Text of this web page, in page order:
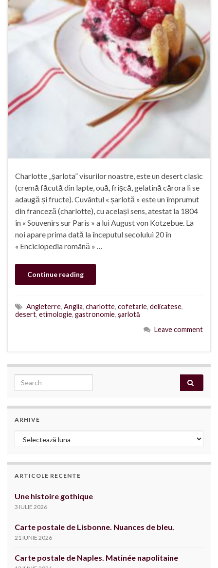
Charlotte „șarlota” visurilor noastre, este un desert clasic
(cremă făcută din lapte, ouă, frișcă, gelatină cărora li se
adaugă și fructe). Cuvântul « șarlotă » este un împrumut
din franceză (charlotte), cu același sens, atestat la 1804
în « Souvenirs sur Paris » a lui August von Kotzebue. La
noi apare prima dată la începutul secolului 20 în
« Enciclopedia română » …
Continue reading
Angleterre, Anglia, charlotte, cofetarie, delicatese,
desert, etimologie, gastronomie, șarlotă
Leave comment
Search for:
ARHIVE
Arhive
ARTICOLE RECENTE
Une histoire gothique
3 IULIE 2026
Carte postale de Lisbonne. Nuances de bleu.
21 IUNIE 2026
Carte postale de Naples. Matinée napolitaine